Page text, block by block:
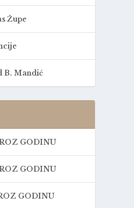
Župe
B. Mandić
GODINU
GODINU
GODINU